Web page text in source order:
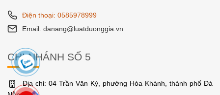
Điện thoại: 0585978999
Email: danang@luatduonggia.vn
CHI NHÁNH SỐ 5
Địa chỉ: 04 Trần Văn Kỷ, phường Hòa Khánh, thành phố Đà